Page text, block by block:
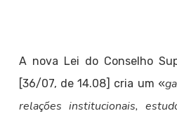
A nova Lei do Conselho
[36/07, de 14.08] cria um «
relações institucionais,